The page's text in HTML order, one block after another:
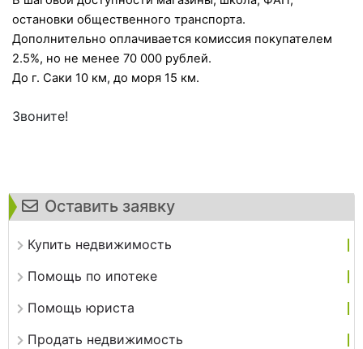
Оставить заявку
Купить недвижимость
Помощь по ипотеке
Помощь юриста
Продать недвижимость
остановки общественного транспорта.
Дополнительно оплачивается комиссия покупателем
2.5%, но не менее 70 000 рублей.
До г. Саки 10 км, до моря 15 км.
Звоните!